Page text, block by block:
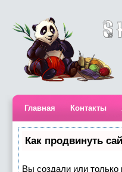
Главная Контакты
Как продвинуть
Вы создали или только